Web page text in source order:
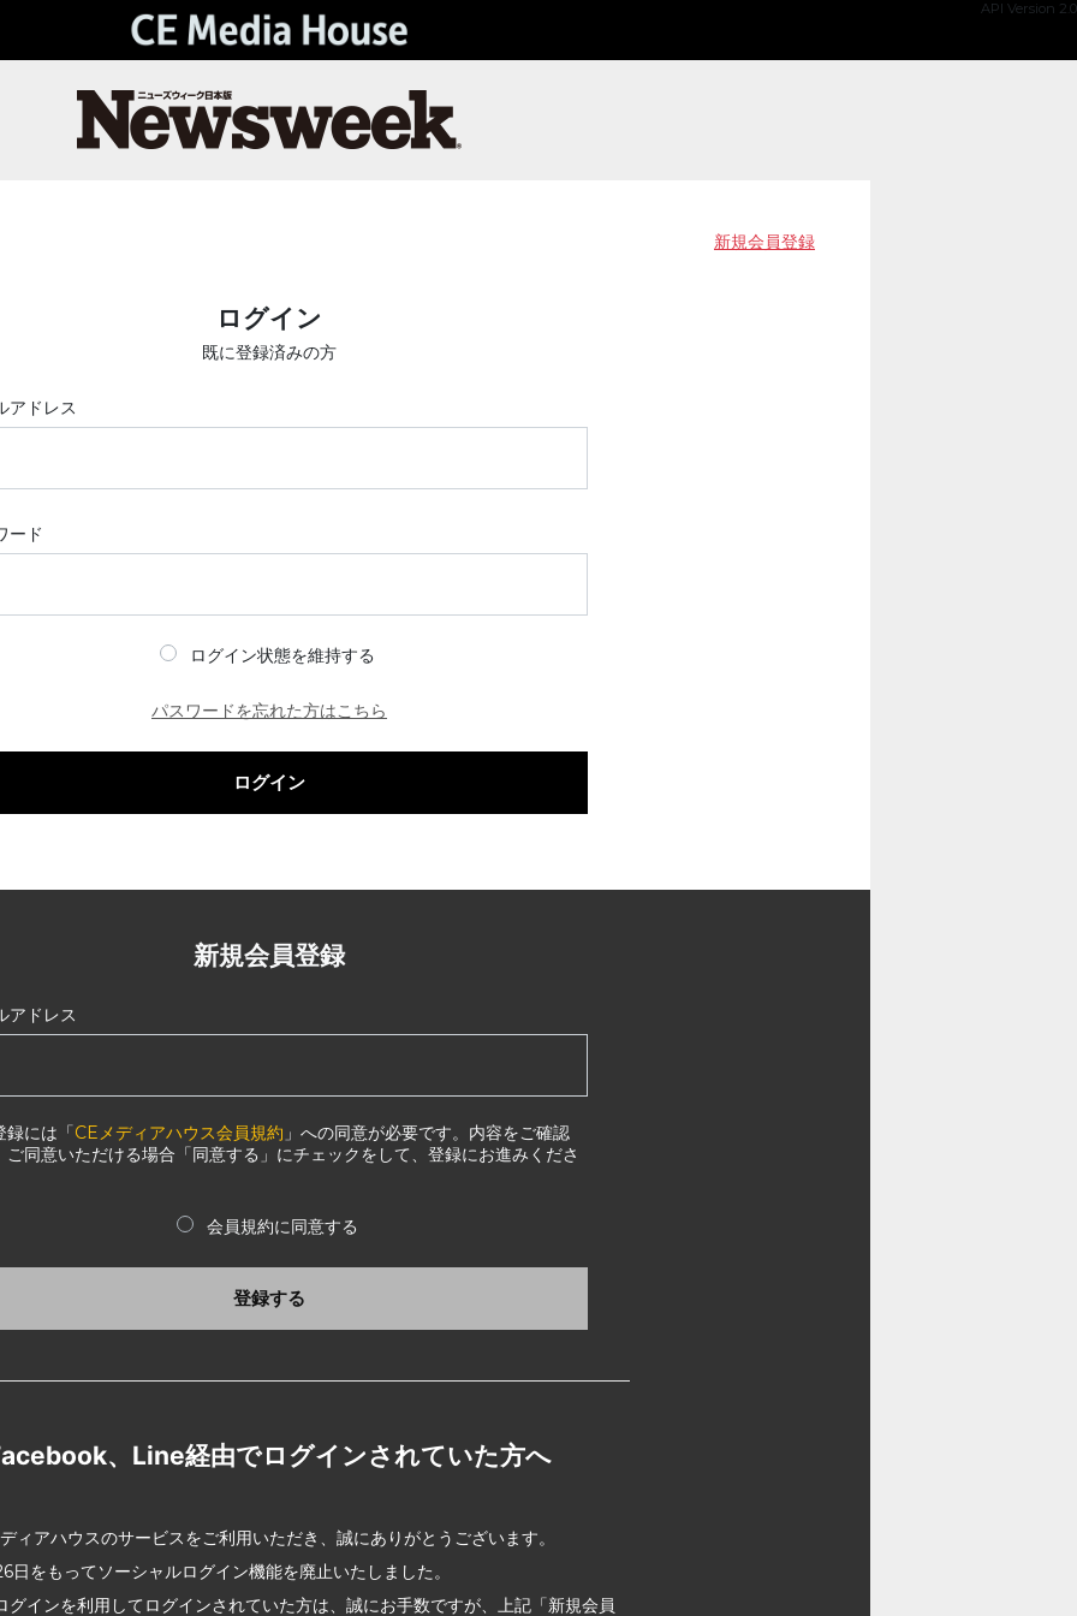
API Version 2.0
新規会員登録
ログイン
既に登録済みの方
アドレス
ード
ログイン状態を維持する
パスワードを忘れた方はこちら
ログイン
新規会員登録
アドレス
録には「CEメディアハウス会員規約 」への同意が必要です。内容をご確認
ご同意いただける場合「同意する」にチェックをして、登録にお進みくださ
会員規約に同意する
登録する
、Line経由でログインされていた方へ
ィアハウスのサービスをご利用いただき、誠にありがとうございます。
日をもってソーシャルログイン機能を廃止いたしました。
グインを利用してログインされていた方は、誠にお手数ですが、上記「新規会員